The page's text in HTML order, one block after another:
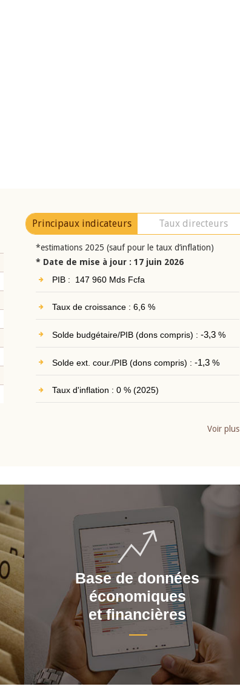
Principaux indicateurs Taux directeurs
*estimations 2025 (sauf pour le taux d’inflation)
* Date de mise à jour : 17 juin 2026
PIB : 147 960 Mds Fcfa
Taux de croissance : 6,6 %
Solde budgétaire/PIB (dons compris) : -3,3%
Solde ext. cour./PIB (dons compris) : -1,3%
Taux d'inflation : 0 % (2025)
Voir plus
Base de données
économiques
et financières